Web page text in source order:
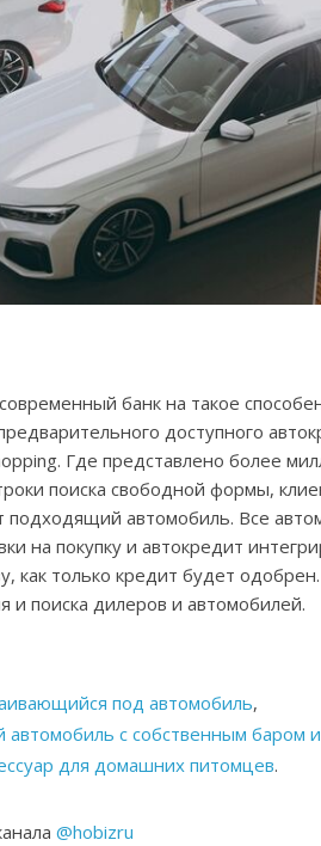
банк на такое
доступного
Где представлено более
поиска свободной формы,
автомобиль. Все
на покупку и автокредит
как только кредит будет
и поиска дилеров и автомобилей.
под автомобиль,
автомобиль с собственным баром
для домашних питомцев.
@hobizru